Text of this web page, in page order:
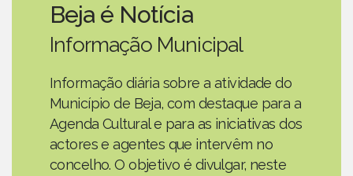
Beja é Notícia
Informação Municipal
Informação diária sobre a atividade do
Município de Beja, com destaque para a
Agenda Cultural e para as iniciativas dos
actores e agentes que intervêm no
concelho. O objetivo é divulgar, neste